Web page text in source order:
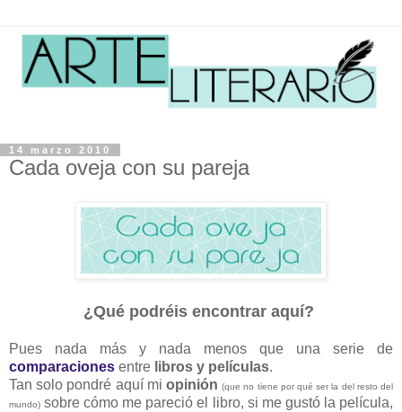
14 marzo 2010
Cada oveja con su pareja
¿Qué podréis encontrar aquí?
Pues nada más y nada menos que una serie de
comparaciones entre libros y películas.
Tan solo pondré aquí mi opinión(que no tiene por qué ser la del resto del
mundo) sobre cómo me pareció el libro, si me gustó la película,